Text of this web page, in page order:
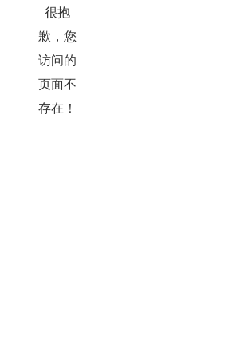
很抱
歉，您
访问的
页面不
存在！